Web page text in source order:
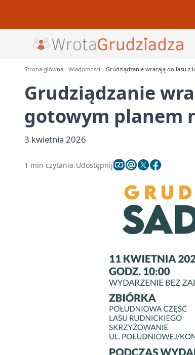
Strona główna Wiadomości Grudziądzanie wracają do lasu z
Grudziądzanie
gotowym planem
3 kwietnia 2026
1 min czytania Udostępnij